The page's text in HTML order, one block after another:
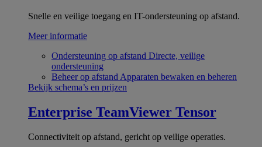
Snelle en veilige toegang en IT-ondersteuning op afstand.
Meer informatie
Ondersteuning op afstand Directe, veilige
ondersteuning
Beheer op afstand Apparaten bewaken en beheren
Bekijk schema’s en prijzen
Enterprise TeamViewer Tensor
Connectiviteit op afstand, gericht op veilige operaties.